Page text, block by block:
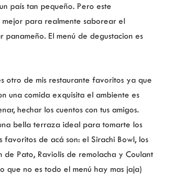
país tan pequeño. Pero este
mejor para realmente saborear el
panameño. El menú de degustacion es
otro de mis restaurante favoritos ya que
una comida exquisita el ambiente es
hechar los cuentos con tus amigos.
bella terraza ideal para tomarte los
favoritos de acá son: el Sirachi Bowl, los
de Pato, Raviolis de remolacha y Coulant
que no es todo el menú hay mas jaja)